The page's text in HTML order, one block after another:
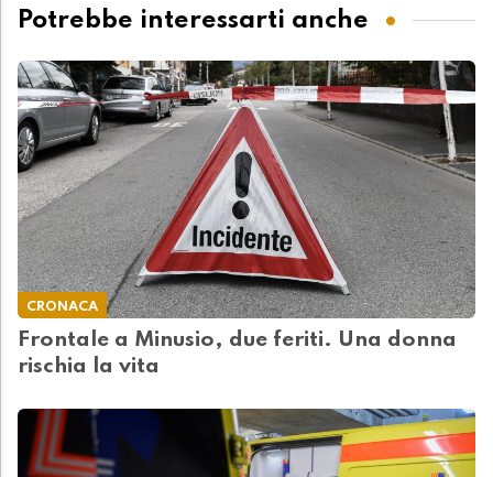
Potrebbe interessarti anche
CRONACA
Frontale a Minusio, due feriti. Una donna
rischia la vita